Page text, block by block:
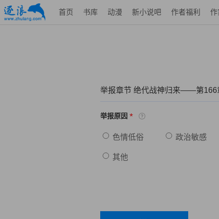
首页 书库 动漫 新小说吧 作者福利 作
举报章节 绝代战神归来——第166
举报原因 *
色情低俗 政治敏感
其他